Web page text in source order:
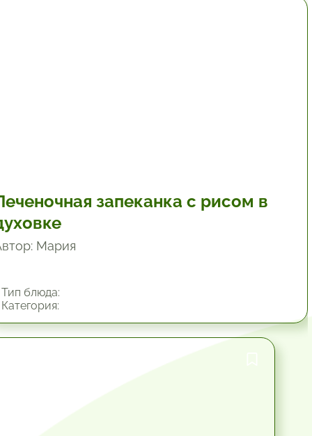
запеканка с рисом в
Мария
блюда: